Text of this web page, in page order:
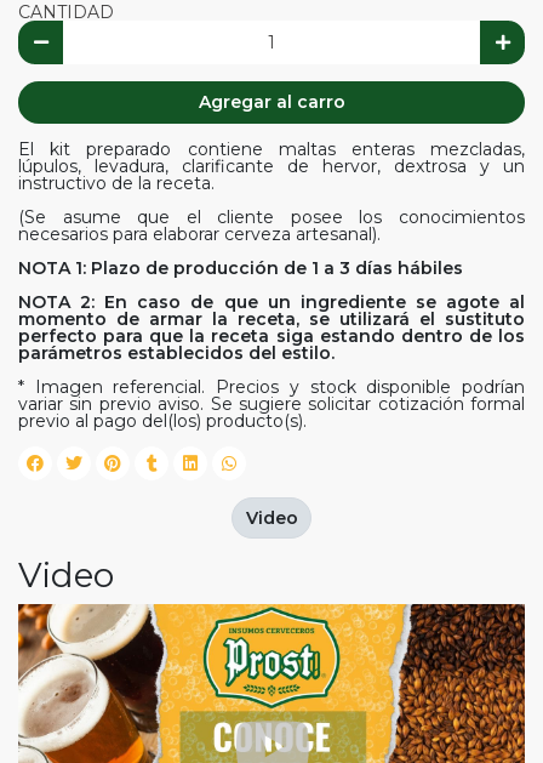
CANTIDAD
Agregar al carro
El kit preparado contiene maltas enteras mezcladas,
lúpulos, levadura, clarificante de hervor, dextrosa y un
instructivo de la receta.
(Se asume que el cliente posee los conocimientos
necesarios para elaborar cerveza artesanal).
NOTA 1: Plazo de producción de 1 a 3 días hábiles
NOTA 2: En caso de que un ingrediente se agote al
momento de armar la receta, se utilizará el sustituto
perfecto para que la receta siga estando dentro de los
parámetros establecidos del estilo.
* Imagen referencial. Precios y stock disponible podrían
variar sin previo aviso. Se sugiere solicitar cotización formal
previo al pago del(los) producto(s).
Video
Video